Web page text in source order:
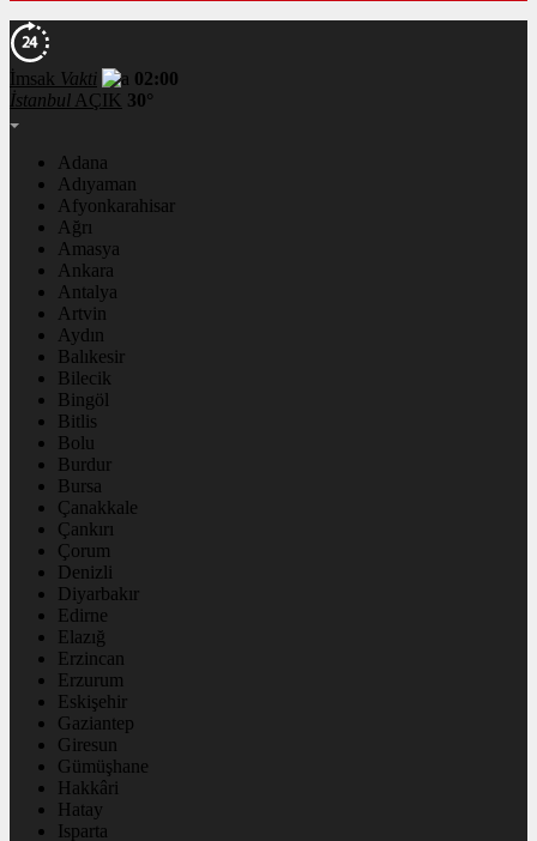
İmsak Vakti
02:00
İstanbul AÇIK 30°
Adana
Adıyaman
Afyonkarahisar
Ağrı
Amasya
Ankara
Antalya
Artvin
Aydın
Balıkesir
Bilecik
Bingöl
Bitlis
Bolu
Burdur
Bursa
Çanakkale
Çankırı
Çorum
Denizli
Diyarbakır
Edirne
Elazığ
Erzincan
Erzurum
Eskişehir
Gaziantep
Giresun
Gümüşhane
Hakkâri
Hatay
Isparta